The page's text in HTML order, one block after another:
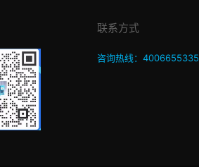
联系方式
咨询热线：4006655335